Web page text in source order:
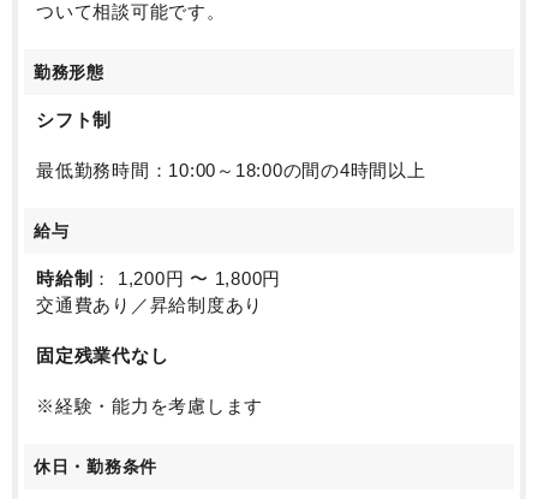
ついて相談可能です。
勤務形態
シフト制
最低勤務時間：10:00～18:00の間の4時間以上
給与
時給制 ： 1,200円 〜 1,800円
交通費あり／昇給制度あり
固定残業代なし
※経験・能力を考慮します
休日・勤務条件